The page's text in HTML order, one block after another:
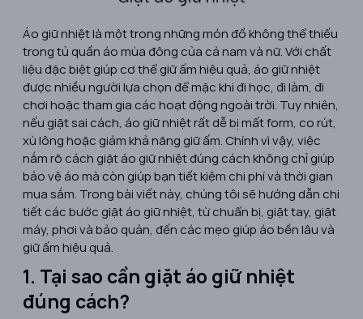
Áo giữ nhiệt là một trong những món đồ không thể thiếu
trong tủ quần áo mùa đông của cả nam và nữ. Với chất
liệu đặc biệt giúp cơ thể giữ ấm hiệu quả, áo giữ nhiệt
được nhiều người lựa chọn để mặc khi đi học, đi làm, đi
chơi hoặc tham gia các hoạt động ngoài trời. Tuy nhiên,
nếu giặt sai cách, áo giữ nhiệt rất dễ bị mất form, co rút,
xù lông hoặc giảm khả năng giữ ấm. Chính vì vậy, việc
nắm rõ cách giặt áo giữ nhiệt đúng cách không chỉ giúp
bảo vệ áo mà còn giúp bạn tiết kiệm chi phí và thời gian
mua sắm. Trong bài viết này, chúng tôi sẽ hướng dẫn chi
tiết các bước giặt áo giữ nhiệt, từ chuẩn bị, giặt tay, giặt
máy, phơi và bảo quản, đến các mẹo giúp áo bền lâu và
giữ ấm hiệu quả.
1. Tại sao cần giặt áo giữ nhiệt
đúng cách?